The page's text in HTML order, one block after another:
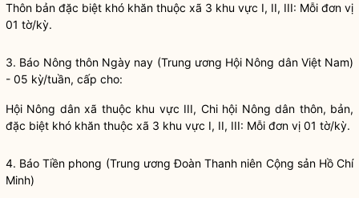
Thôn bản đặc biệt khó khăn thuộc xã 3 khu vực I, II, III: Mỗi đơn vị
01 tờ/kỳ.
3. Báo Nông thôn Ngày nay (Trung ương Hội Nông dân Việt Nam)
- 05 kỳ/tuần, cấp cho:
Hội Nông dân xã thuộc khu vực III, Chi hội Nông dân thôn, bản,
đặc biệt khó khăn thuộc xã 3 khu vực I, II, III: Mỗi đơn vị 01 tờ/kỳ.
4. Báo Tiền phong (Trung ương Đoàn Thanh niên Cộng sản Hồ Chí
Minh)